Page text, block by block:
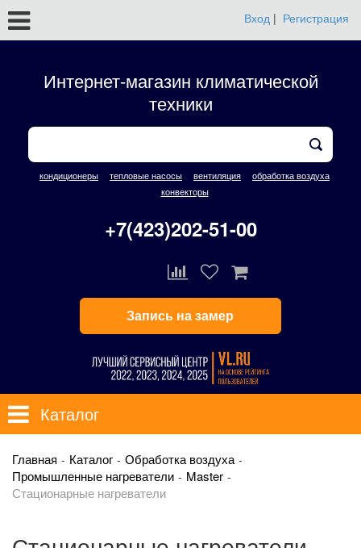
Вход | Регистрация
Интернет-магазин климатической
техники
кондиционеры тепловые насосы вентиляция
обработка воздуха
конвекторы
+7(423)202-51-00
Запись на замер
Каталог
Главная Каталог
Обработка воздуха
Промышленные нагреватели
Master
Стационарные нагреватели